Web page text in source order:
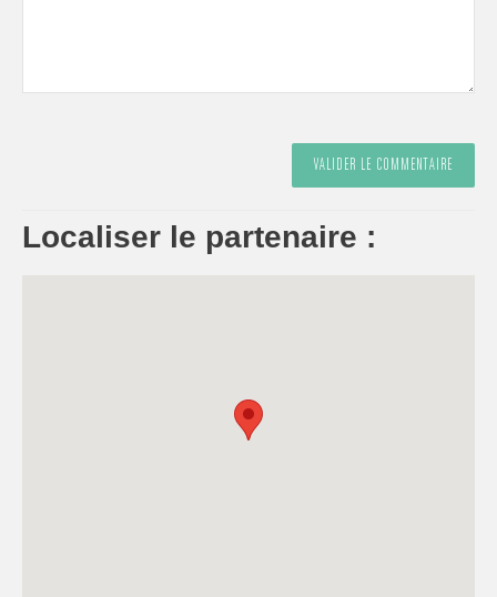
Localiser le partenaire :